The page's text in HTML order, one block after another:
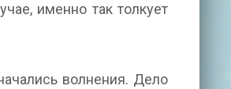
именно так толкует
волнения. Дело